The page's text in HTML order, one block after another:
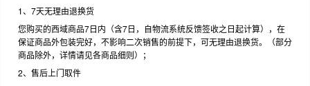
1、7天无理由退换货
您购买的西域商品7日内（含7日，自物流系统反馈签收之日起计算），在
保证商品外包装完好，不影响二次销售的前提下，可无理由退换货。（部分
商品除外，详情请见各商品细则）；
2、售后上门取件